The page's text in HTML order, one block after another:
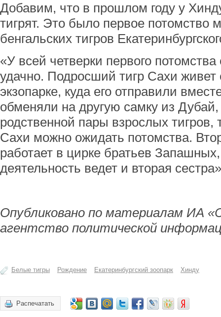
Добавим, что в прошлом году у
тигрят. Это было первое потомство
бенгальских тигров
«У всей четверки первого
удачно. Подросший тигр Сахи живет
экзопарке, куда его отправили
обменяли на другую самку из
родственной пары взрослых тигров,
Сахи можно ожидать потомства.
работает в цирке братьев
деятельность ведет и вторая
Опубликовано по материалам ИА
агентство политической
Белые тигры Рождение Екатеринбургский зоопарк Хинду
Распечатать